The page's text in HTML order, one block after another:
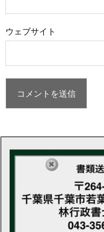
ウェブサイト